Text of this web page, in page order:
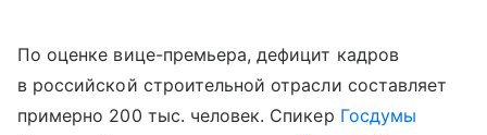
По оценке вице-премьера, дефицит кадров
в российской строительной отрасли составляет
примерно 200 тыс. человек. Спикер Госдумы